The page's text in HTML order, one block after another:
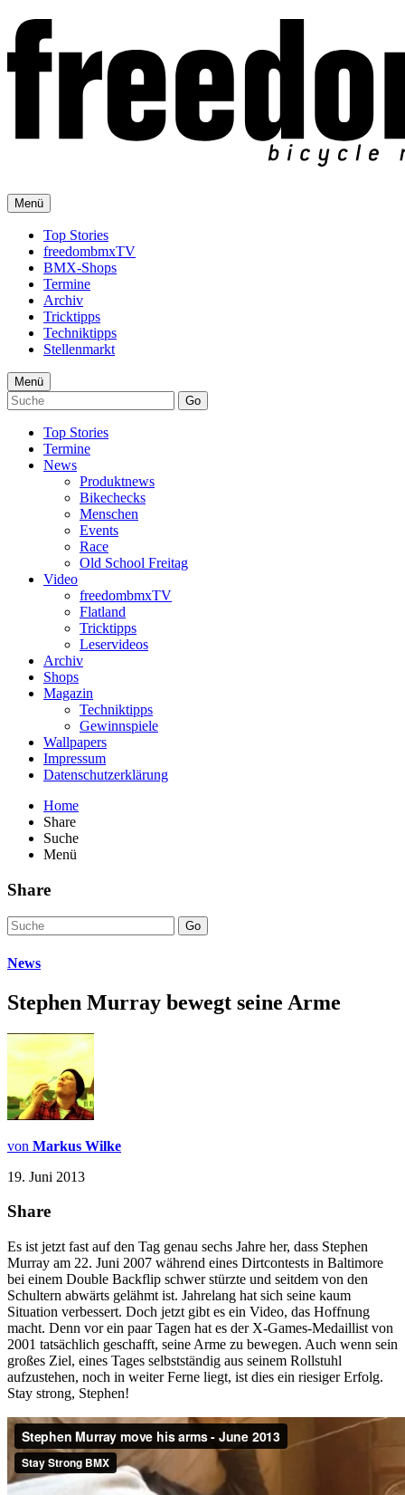
Menü
Top Stories
freedombmxTV
BMX-Shops
Termine
Archiv
Tricktipps
Techniktipps
Stellenmarkt
Menü
Go
Top Stories
Termine
News
Produktnews
Bikechecks
Menschen
Events
Race
Old School Freitag
Video
freedombmxTV
Flatland
Tricktipps
Leservideos
Archiv
Shops
Magazin
Techniktipps
Gewinnspiele
Wallpapers
Impressum
Datenschutzerklärung
Home
Share
Suche
Menü
Share
Go
News
Stephen Murray bewegt seine Arme
von Markus Wilke
19. Juni 2013
Share
Es ist jetzt fast auf den Tag genau sechs Jahre her, dass Stephen
Murray am 22. Juni 2007 während eines Dirtcontests in Baltimore
bei einem Double Backflip schwer stürzte und seitdem von den
Schultern abwärts gelähmt ist. Jahrelang hat sich seine kaum
Situation verbessert. Doch jetzt gibt es ein Video, das Hoffnung
macht. Denn vor ein paar Tagen hat es der X-Games-Medaillist von
2001 tatsächlich geschafft, seine Arme zu bewegen. Auch wenn sein
großes Ziel, eines Tages selbstständig aus seinem Rollstuhl
aufzustehen, noch in weiter Ferne liegt, ist dies ein riesiger Erfolg.
Stay strong, Stephen!